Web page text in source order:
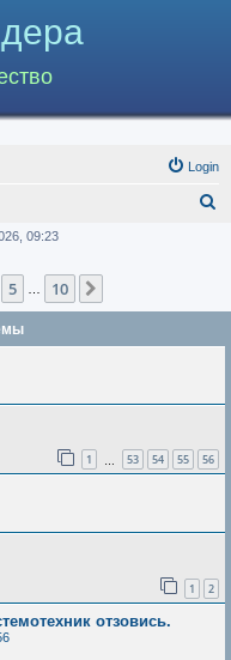
Login
c
h
09:23
5 10
1 53 54 55 56
1 2
отзовись.